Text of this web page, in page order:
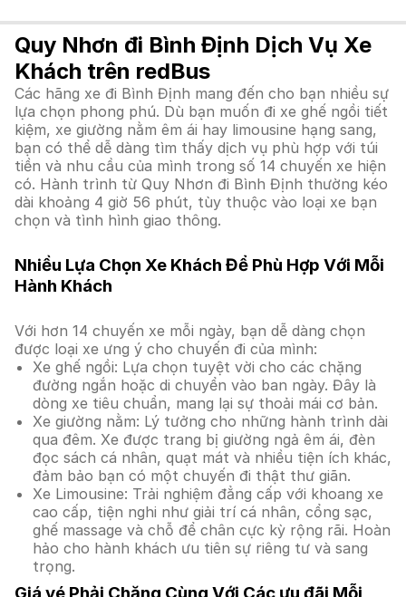
Quy Nhơn đi Bình Định Dịch Vụ Xe
Khách trên redBus
Các hãng xe đi Bình Định mang đến cho bạn nhiều sự
lựa chọn phong phú. Dù bạn muốn đi xe ghế ngồi tiết
kiệm, xe giường nằm êm ái hay limousine hạng sang,
bạn có thể dễ dàng tìm thấy dịch vụ phù hợp với túi
tiền và nhu cầu của mình trong số 14 chuyến xe hiện
có. Hành trình từ Quy Nhơn đi Bình Định thường kéo
dài khoảng 4 giờ 56 phút, tùy thuộc vào loại xe bạn
chọn và tình hình giao thông.
Nhiều Lựa Chọn Xe Khách Để Phù Hợp Với Mỗi
Hành Khách
Với hơn 14 chuyến xe mỗi ngày, bạn dễ dàng chọn
được loại xe ưng ý cho chuyến đi của mình:
Xe ghế ngồi: Lựa chọn tuyệt vời cho các chặng
đường ngắn hoặc di chuyển vào ban ngày. Đây là
dòng xe tiêu chuẩn, mang lại sự thoải mái cơ bản.
Xe giường nằm: Lý tưởng cho những hành trình dài
qua đêm. Xe được trang bị giường ngả êm ái, đèn
đọc sách cá nhân, quạt mát và nhiều tiện ích khác,
đảm bảo bạn có một chuyến đi thật thư giãn.
Xe Limousine: Trải nghiệm đẳng cấp với khoang xe
cao cấp, tiện nghi như giải trí cá nhân, cổng sạc,
ghế massage và chỗ để chân cực kỳ rộng rãi. Hoàn
hảo cho hành khách ưu tiên sự riêng tư và sang
trọng.